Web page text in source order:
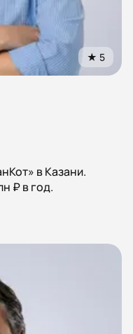
★ 5
в Казани.
₽ в год.